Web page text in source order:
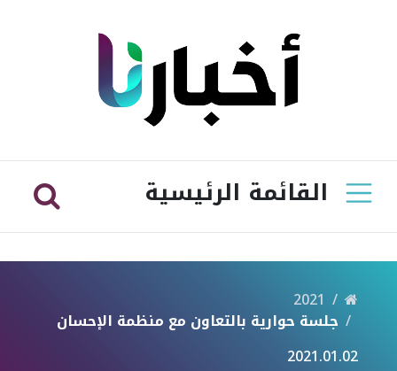
القائمة الرئيسية
2021
جلسة حوارية بالتعاون مع منظمة الإحسان
2021.01.02